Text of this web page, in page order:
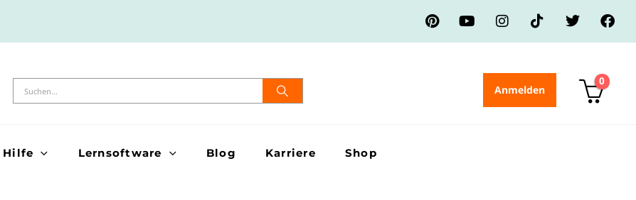
Anmelden
0
Hilfe Lernsoftware Blog Karriere Shop